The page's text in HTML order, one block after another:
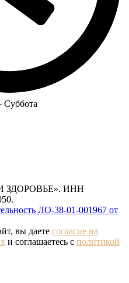
Суббота
ЗДОРОВЬЕ». ИНН
ЛО-38-01-001967 от
вы даете согласие на
и соглашаетесь с политикой